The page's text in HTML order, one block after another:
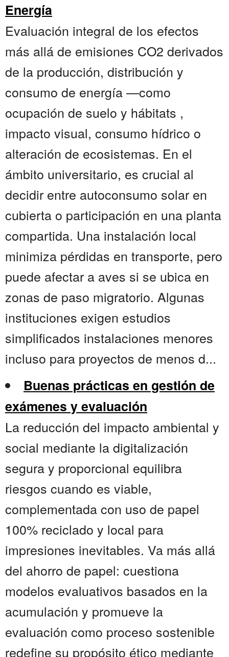
Energía
Evaluación integral de los efectos
más allá de emisiones CO2 derivados
de la producción, distribución y
consumo de energía —como
ocupación de suelo y hábitats ,
impacto visual, consumo hídrico o
alteración de ecosistemas. En el
ámbito universitario, es crucial al
decidir entre autoconsumo solar en
cubierta o participación en una planta
compartida. Una instalación local
minimiza pérdidas en transporte, pero
puede afectar a aves si se ubica en
zonas de paso migratorio. Algunas
instituciones exigen estudios
simplificados instalaciones menores
incluso para proyectos de menos d...
Buenas prácticas en gestión de
exámenes y evaluación
La reducción del impacto ambiental y
social mediante la digitalización
segura y proporcional equilibra
riesgos cuando es viable,
complementada con uso de papel
100% reciclado y local para
impresiones inevitables. Va más allá
del ahorro de papel: cuestiona
modelos evaluativos basados en la
acumulación y promueve la
evaluación como proceso sostenible
redefine su propósito ético mediante